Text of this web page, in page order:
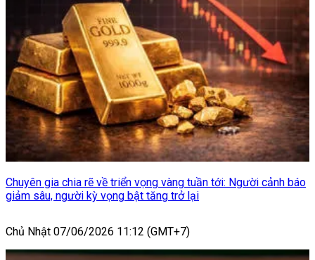
Chuyên gia chia rẽ về triển vọng vàng tuần tới: Người cảnh báo
giảm sâu, người kỳ vọng bật tăng trở lại
Chủ Nhật 07/06/2026 11:12 (GMT+7)